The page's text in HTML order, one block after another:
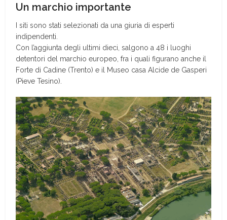
Un marchio importante
I siti sono stati selezionati da una giuria di esperti
indipendenti.
Con l’aggiunta degli ultimi dieci, salgono a 48 i luoghi
detentori del marchio europeo, fra i quali figurano anche il
Forte di Cadine (Trento) e il Museo casa Alcide de Gasperi
(Pieve Tesino).